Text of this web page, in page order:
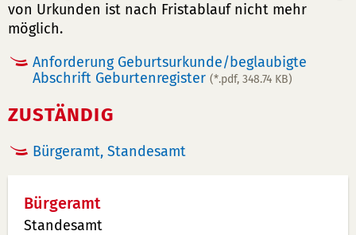
von Urkunden ist nach Fristablauf nicht mehr
möglich.
Anforderung Geburtsurkunde/beglaubigte
Abschrift Geburtenregister (*.pdf, 348.74 KB)
ZUSTÄNDIG
Bürgeramt, Standesamt
Bürgeramt
Standesamt